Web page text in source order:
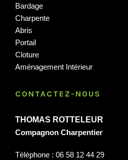
Bardage
Charpente
Abris
Portail
Cloture
Aménagement Intérieur
CONTACTEZ-NOUS
THOMAS ROTTELEUR
Compagnon Charpentier
Téléphone : 06 58 12 44 29